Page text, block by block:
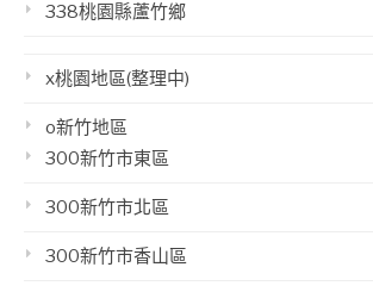
338桃園縣蘆竹鄉
x桃園地區(整理中)
o新竹地區
300新竹市東區
300新竹市北區
300新竹市香山區